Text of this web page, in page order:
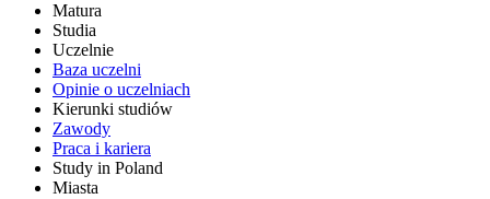
Matura
Studia
Uczelnie
Baza uczelni
Opinie o uczelniach
Kierunki studiów
Zawody
Praca i kariera
Study in Poland
Miasta